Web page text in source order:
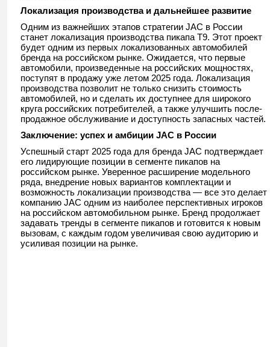
Локализация производства и дальнейшее развитие
Одним из важнейших этапов стратегии JAC в России
станет локализация производства пикапа Т9. Этот проект
будет одним из первых локализованных автомобилей
бренда на российском рынке. Ожидается, что первые
автомобили, произведенные на российских мощностях,
поступят в продажу уже летом 2025 года. Локализация
производства позволит не только снизить стоимость
автомобилей, но и сделать их доступнее для широкого
круга российских потребителей, а также улучшить после-
продажное обслуживание и доступность запасных частей.
Заключение: успех и амбиции JAC в России
Успешный старт 2025 года для бренда JAC подтверждает
его лидирующие позиции в сегменте пикапов на
российском рынке. Уверенное расширение модельного
ряда, внедрение новых вариантов комплектации и
возможность локализации производства — все это делает
компанию JAC одним из наиболее перспективных игроков
на российском автомобильном рынке. Бренд продолжает
задавать тренды в сегменте пикапов и готовится к новым
вызовам, с каждым годом увеличивая свою аудиторию и
усиливая позиции на рынке.